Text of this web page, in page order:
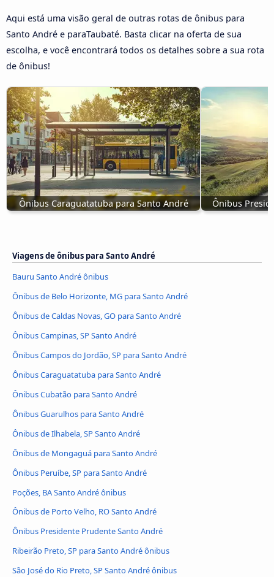
Aqui está uma visão geral de outras rotas de ônibus para
Santo André e paraTaubaté. Basta clicar na oferta de sua
escolha, e você encontrará todos os detalhes sobre a sua rota
de ônibus!
Ônibus Caraguatatuba para Santo André Ônibus
Viagens de ônibus para Santo André
Bauru Santo André ônibus
Ônibus de Belo Horizonte, MG para Santo André
Ônibus de Caldas Novas, GO para Santo André
Ônibus Campinas, SP Santo André
Ônibus Campos do Jordão, SP para Santo André
Ônibus Caraguatatuba para Santo André
Ônibus Cubatão para Santo André
Ônibus Guarulhos para Santo André
Ônibus de Ilhabela, SP Santo André
Ônibus de Mongaguá para Santo André
Ônibus Peruíbe, SP para Santo André
Poções, BA Santo André ônibus
Ônibus de Porto Velho, RO Santo André
Ônibus Presidente Prudente Santo André
Ribeirão Preto, SP para Santo André ônibus
São José do Rio Preto, SP Santo André ônibus